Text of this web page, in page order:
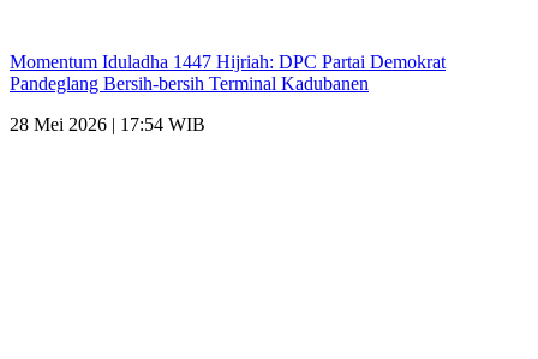
Momentum Iduladha 1447 Hijriah: DPC Partai Demokrat
Pandeglang Bersih-bersih Terminal Kadubanen
28 Mei 2026 | 17:54 WIB